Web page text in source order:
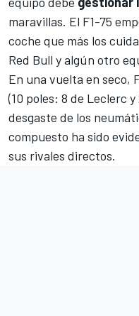
maravillas. El F1-75
coche que más los
Red Bull y algún otro
En una vuelta en seco,
(10 poles: 8 de Leclerc
desgaste de los
compuesto ha sido
sus rivales directos.